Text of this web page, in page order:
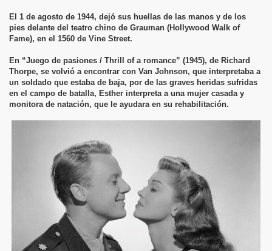
El 1 de agosto de 1944, dejó sus huellas de las manos y de los
pies delante del teatro chino de Grauman (Hollywood Walk of
Fame), en el 1560 de Vine Street.
En “Juego de pasiones / Thrill of a romance” (1945), de Richard
Thorpe, se volvió a encontrar con Van Johnson, que interpretaba a
un soldado que estaba de baja, por de las graves heridas sufridas
en el campo de batalla, Esther interpreta a una mujer casada y
monitora de natación, que le ayudara en su rehabilitación.